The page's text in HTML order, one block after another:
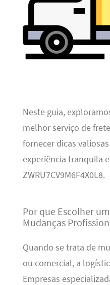
Neste guia,
melhor serviço de
fornecer dicas
experiência tranquila
ZWRU7CV9M6F4X0L8.
Por que Escolher
Mudanças
Quando se trata de
ou comercial, a
Empresas